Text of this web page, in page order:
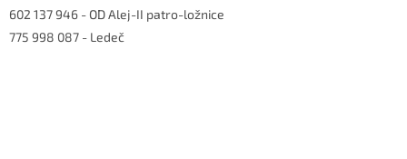
602 137 946 - OD Alej-II patro-ložnice
775 998 087 - Ledeč